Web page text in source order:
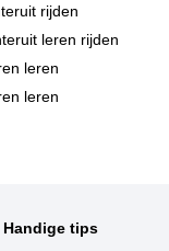
rijden
leren rijden
leren
leren
Handige tips